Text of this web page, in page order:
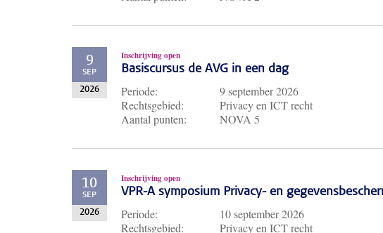
9
SEP
2026
Inschrijving open
Basiscursus de AVG in een dag
Periode:
9 september 2026
Rechtsgebied:
Privacy en ICT recht
Aantal punten:
NOVA 5
10
SEP
2026
Inschrijving open
VPR-A symposium Privacy- en
Periode:
10 september 2026
Rechtsgebied:
Privacy en ICT recht